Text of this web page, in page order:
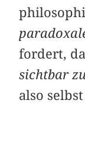
fordert,
sichtbar
also selbst